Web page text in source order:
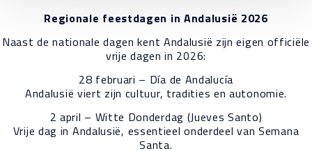
Regionale feestdagen in Andalusië 2026
Naast de nationale dagen kent Andalusië zijn eigen officiële
vrije dagen in 2026:
28 februari – Día de Andalucía
Andalusië viert zijn cultuur, tradities en autonomie.
2 april – Witte Donderdag (Jueves Santo)
Vrije dag in Andalusië, essentieel onderdeel van Semana
Santa.